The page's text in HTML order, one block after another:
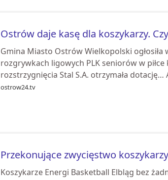
Ostrów daje kasę dla koszykarzy.
Gmina Miasto Ostrów Wielkopolski
rozgrywkach ligowych PLK seniorów w
rozstrzygnięcia Stal S.A. otrzymała dotację…
ostrow24.tv
Przekonujące zwycięstwo koszykarzy
Koszykarze Energi Basketball Elbląg bez